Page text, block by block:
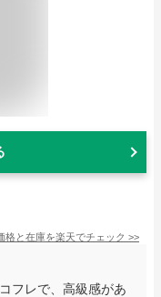
格と在庫を楽天でチェック >>
フレで、高級感があ